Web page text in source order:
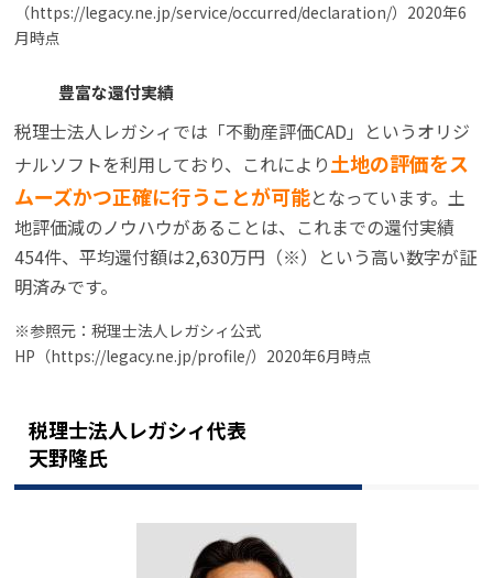
（https://legacy.ne.jp/service/occurred/declaration/）2020年6
月時点
豊富な還付実績
税理士法人レガシィでは「不動産評価CAD」というオリジ
ナルソフトを利用しており、これにより土地の評価をス
ムーズかつ正確に行うことが可能となっています。土
地評価減のノウハウがあることは、これまでの還付実績
454件、平均還付額は2,630万円（※）という高い数字が証
明済みです。
※参照元：税理士法人レガシィ公式
HP（https://legacy.ne.jp/profile/）2020年6月時点
税理士法人レガシィ代表
天野隆氏